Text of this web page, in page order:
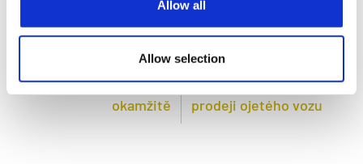
Allow all
Allow selection
Předchozí článek «
Půjčka na účet pomůže
okamžitě
» Následující článek
Co vše zajistit při
prodeji ojetého vozu